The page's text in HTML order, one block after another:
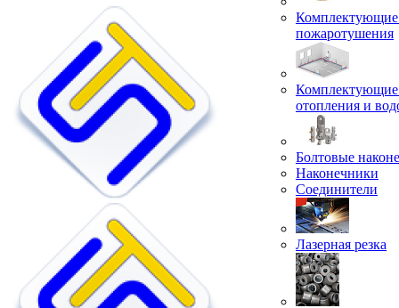
Комплектующие
пожаротушения
Комплектующие
отопления и
Болтовые
Наконечники
Соединители
Лазерная резка